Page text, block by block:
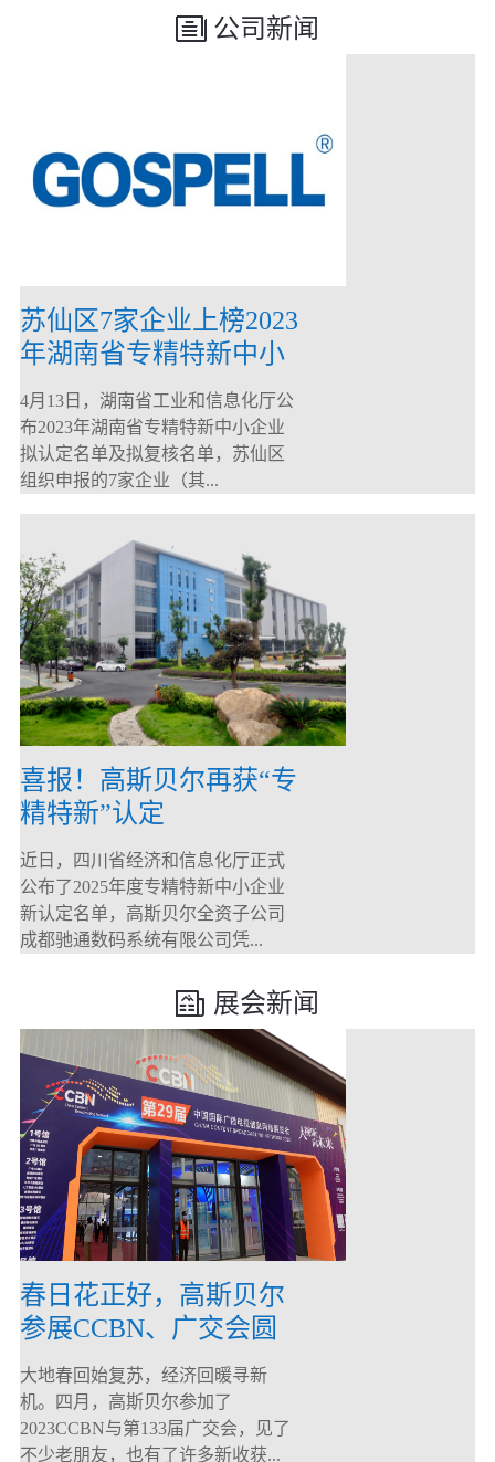
公司新闻
苏仙区7家企业上榜2023
年湖南省专精特新中小
企业
4月13日，湖南省工业和信息化厅公
布2023年湖南省专精特新中小企业
拟认定名单及拟复核名单，苏仙区
组织申报的7家企业（其...
喜报！高斯贝尔再获“专
精特新”认定
近日，四川省经济和信息化厅正式
公布了2025年度专精特新中小企业
新认定名单，高斯贝尔全资子公司
成都驰通数码系统有限公司凭...
展会新闻
春日花正好，高斯贝尔
参展CCBN、广交会圆
满落幕！
大地春回始复苏，经济回暖寻新
机。四月，高斯贝尔参加了
2023CCBN与第133届广交会，见了
不少老朋友，也有了许多新收获...